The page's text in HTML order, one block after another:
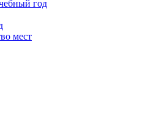
год
мест